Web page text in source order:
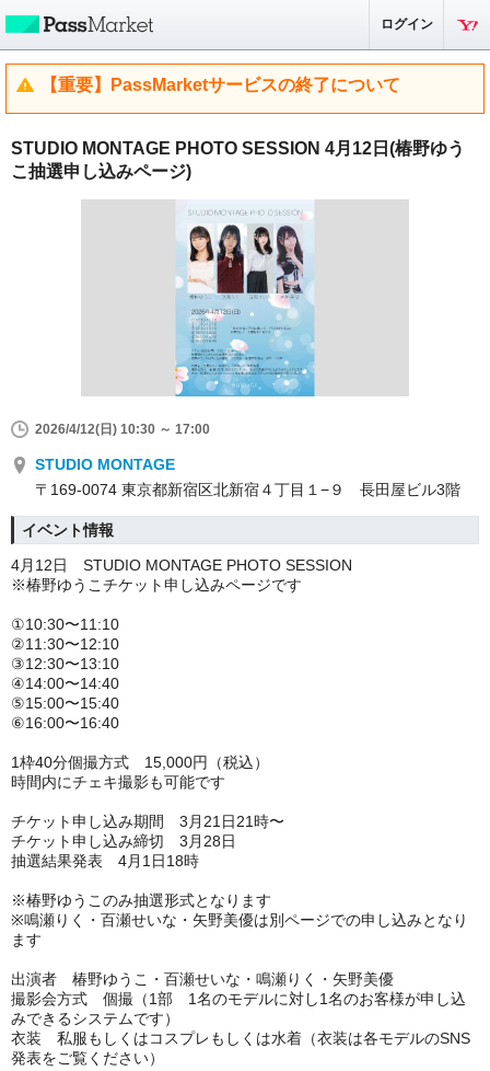
ログイン
【重要】PassMarketサービスの終了について
STUDIO MONTAGE PHOTO SESSION 4月12日(椿野ゆう
こ抽選申し込みページ)
2026/4/12(日) 10:30 ～ 17:00
STUDIO MONTAGE
〒169-0074 東京都新宿区北新宿４丁目１−９ 長田屋ビル3階
イベント情報
4月12日 STUDIO MONTAGE PHOTO SESSION
※椿野ゆうこチケット申し込みページです
①10:30〜11:10
②11:30〜12:10
③12:30〜13:10
④14:00〜14:40
⑤15:00〜15:40
⑥16:00〜16:40
1枠40分個撮方式 15,000円（税込）
時間内にチェキ撮影も可能です
チケット申し込み期間 3月21日21時〜
チケット申し込み締切 3月28日
抽選結果発表 4月1日18時
※椿野ゆうこのみ抽選形式となります
※鳴瀬りく・百瀬せいな・矢野美優は別ページでの申し込みとなり
ます
出演者 椿野ゆうこ・百瀬せいな・鳴瀬りく・矢野美優
撮影会方式 個撮（1部 1名のモデルに対し1名のお客様が申し込
みできるシステムです）
衣装 私服もしくはコスプレもしくは水着（衣装は各モデルのSNS
発表をご覧ください）